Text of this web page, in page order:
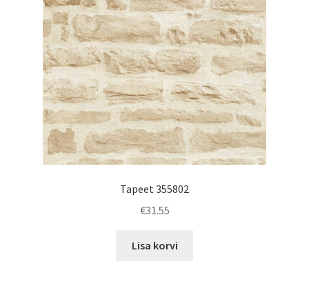
Tapeet 355802
€31.55
Lisa korvi